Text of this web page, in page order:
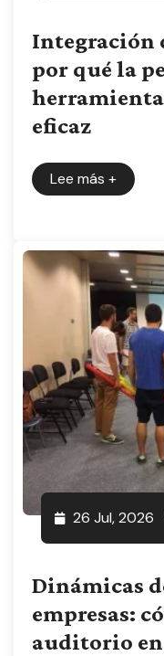
Integración
por qué la
eficaz
Lee más +
26 Jul, 2026
Dinámicas
empresas:
auditorio